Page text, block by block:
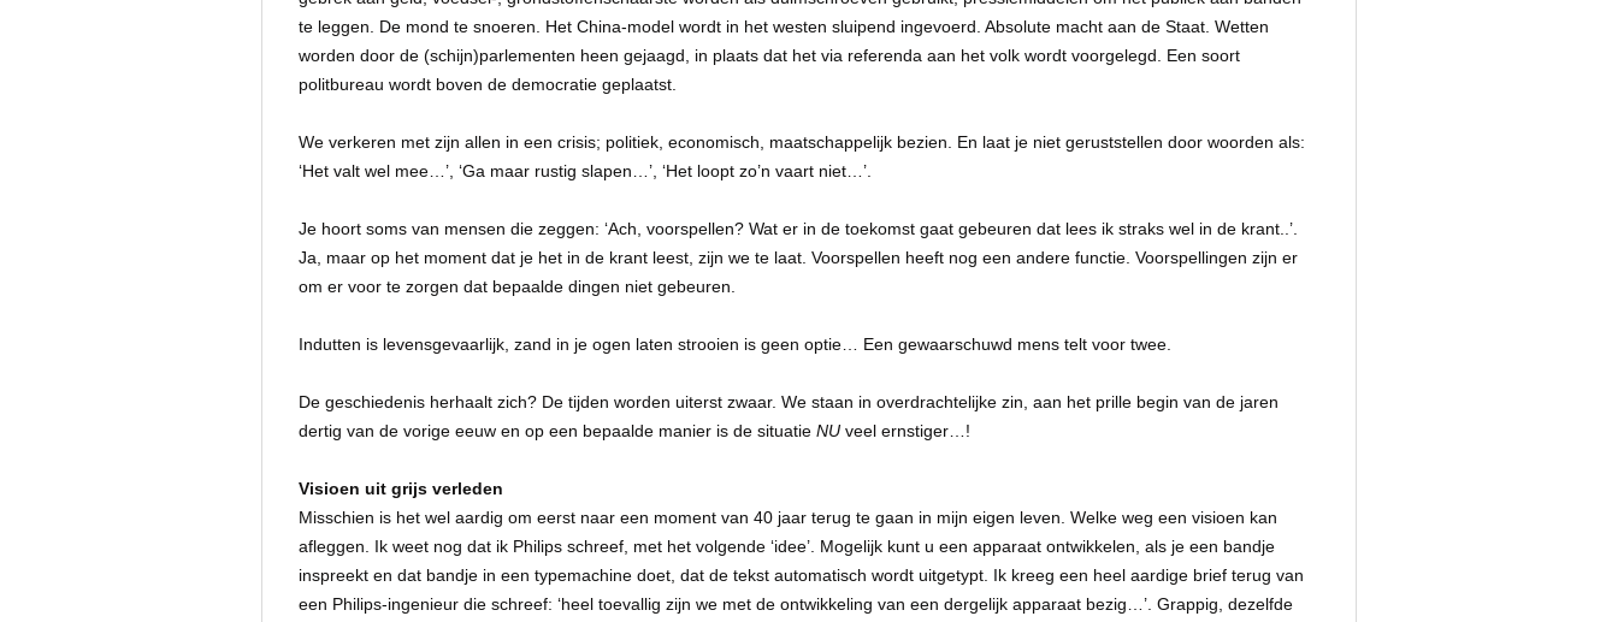
te leggen. De mond te snoeren. Het China-model wordt in het westen sluipend ingevoerd. Absolute macht aan de Staat. Wetten
worden door de (schijn)parlementen heen gejaagd, in plaats dat het via referenda aan het volk wordt voorgelegd. Een soort
politbureau wordt boven de democratie geplaatst.
We verkeren met zijn allen in een crisis; politiek, economisch, maatschappelijk bezien. En laat je niet geruststellen door woorden als:
‘Het valt wel mee…’, ‘Ga maar rustig slapen…’, ‘Het loopt zo’n vaart niet…’.
Je hoort soms van mensen die zeggen: ‘Ach, voorspellen? Wat er in de toekomst gaat gebeuren dat lees ik straks wel in de krant..’.
Ja, maar op het moment dat je het in de krant leest, zijn we te laat. Voorspellen heeft nog een andere functie. Voorspellingen zijn er
om er voor te zorgen dat bepaalde dingen niet gebeuren.
Indutten is levensgevaarlijk, zand in je ogen laten strooien is geen optie… Een gewaarschuwd mens telt voor twee.
De geschiedenis herhaalt zich? De tijden worden uiterst zwaar. We staan in overdrachtelijke zin, aan het prille begin van de jaren
dertig van de vorige eeuw en op een bepaalde manier is de situatie NU veel ernstiger…!
Visioen uit grijs verleden
Misschien is het wel aardig om eerst naar een moment van 40 jaar terug te gaan in mijn eigen leven. Welke weg een visioen kan
afleggen. Ik weet nog dat ik Philips schreef, met het volgende ‘idee’. Mogelijk kunt u een apparaat ontwikkelen, als je een bandje
inspreekt en dat bandje in een typemachine doet, dat de tekst automatisch wordt uitgetypt. Ik kreeg een heel aardige brief terug van
een Philips-ingenieur die schreef: ‘heel toevallig zijn we met de ontwikkeling van een dergelijk apparaat bezig…’. Grappig, dezelfde